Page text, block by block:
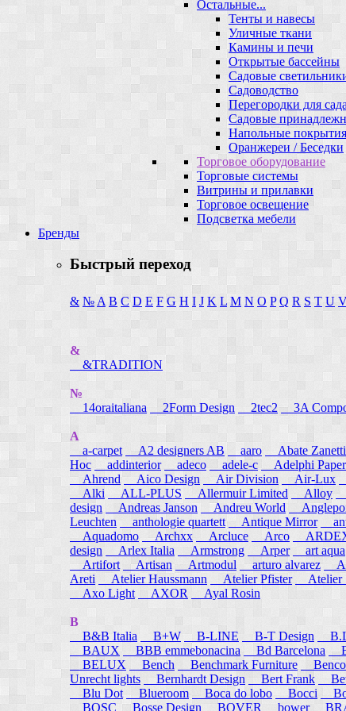
Остальные...
Тенты и навесы
Уличные ткани
Камины и печи
Открытые бассейны
Садовые
Садоводство
Перегородки для сада
Садовые
Напольные покрытия
Оранжереи / Беседки
Торговое оборудование
Торговые системы
Витрины и прилавки
Торговое освещение
Подсветка мебели
Бренды
Быстрый переход
& № A B C D E F G H I J K L M N O P Q R S T U
&
&TRADITION
№
14oraitaliana
2Form Design 2tec2 3A
A
a-carpet
A2 designers AB aaro Abate Zanetti
Hoc
addinterior adeco adele-c Adelphi
Ahrend
Aico Design Air Division Air-Lux
Alki
ALL-PLUS Allermuir Limited Alloy
design
Andreas Janson Andreu World
Leuchten
anthologie quartett Antique Mirror
Aquadomo
Archxx Arcluce Arco
design
Arlex Italia Armstrong Arper art aqua
Artifort
Artisan Artmodul arturo alvarez
Areti
Atelier Haussmann Atelier Pfister Atelier
Axo Light
AXOR Ayal Rosin
B
B&B Italia
B+W B-LINE B-T Design
BAUX
BBB emmebonacina Bd Barcelona
BELUX
Bench Benchmark Furniture
Unrecht lights
Bernhardt Design Bert Frank
Blu Dot
Blueroom Boca do lobo Bocci
BOSC Bosse Design BOVER bower